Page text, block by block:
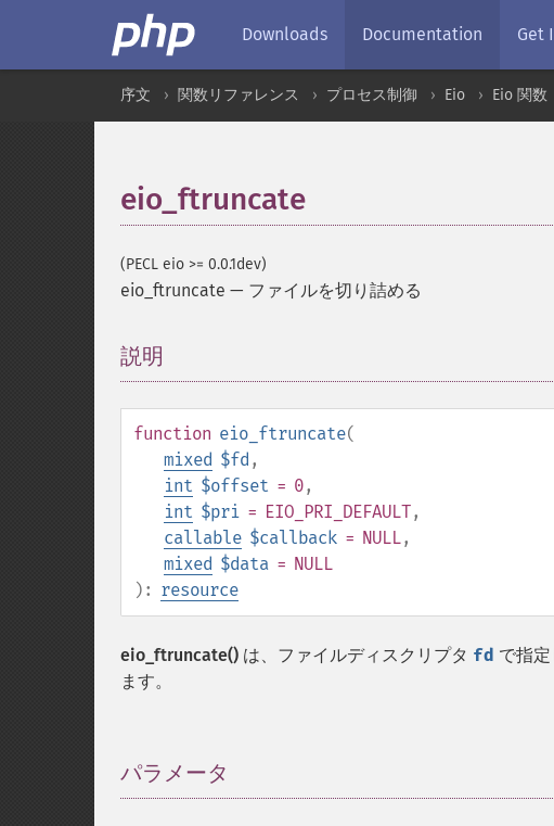
Downloads Documentation Get
序文 関数リファレンス プロセス制御 Eio Eio 関数
eio_ftruncate
(PECL eio >= 0.0.1dev)
eio_ftruncate — ファイルを切り詰める
説明
function eio_ftruncate(
mixed $fd ,
int $offset = 0,
int $pri = EIO_PRI_DEFAULT,
callable $callback = NULL,
mixed $data = NULL
): resource
eio_ftruncate() は、ファイルディスクリプタ fd で指
ます。
パラメータ